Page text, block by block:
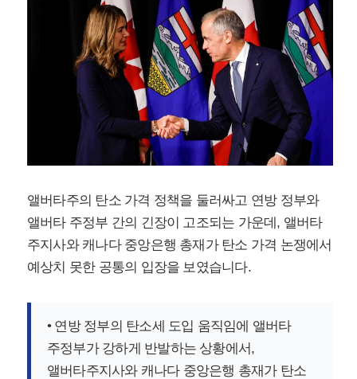
앨버타주의 탄소 가격 정책을 둘러싸고 연방 정부와
앨버타 주정부 간의 긴장이 고조되는 가운데, 앨버타
주지사와 캐나다 중앙은행 총재가 탄소 가격 논쟁에서
예상치 못한 공통의 입장을 보였습니다.
• 연방 정부의 탄소세 도입 움직임에 앨버타
주정부가 강하게 반발하는 상황에서,
앨버타주지사와 캐나다 중앙은행 총재가 탄소